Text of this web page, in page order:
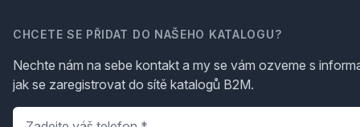
CHCETE SE PŘIDAT DO NAŠEHO KATALOGU?
Nechte nám na sebe kontakt a my se vám ozveme s
jak se zaregistrovat do sítě katalogů B2M.
Telefon